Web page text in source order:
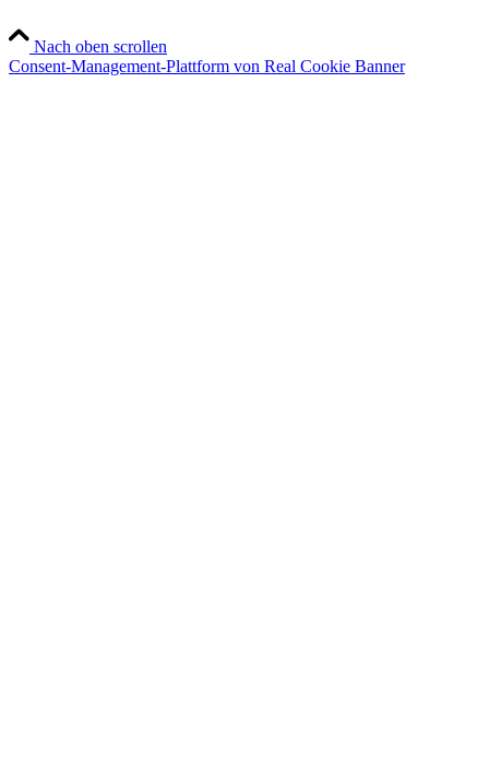
Nach oben scrollen
Consent-Management-Plattform von Real Cookie Banner